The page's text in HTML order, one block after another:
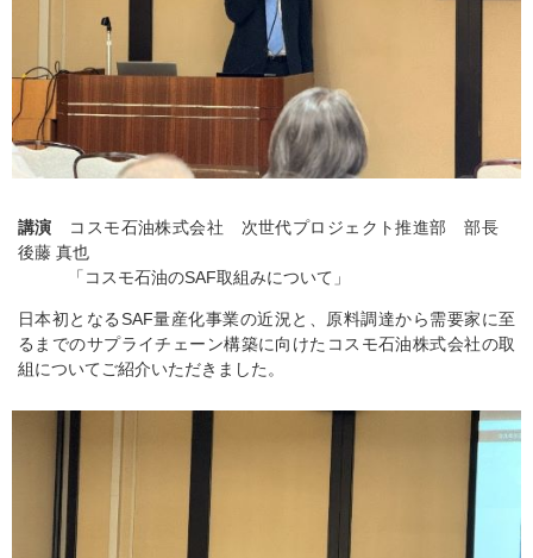
講演 コスモ石油株式会社 次世代プロジェクト推進部 部長
後藤 真也
「コスモ石油のSAF取組みについて」
日本初となるSAF量産化事業の近況と、原料調達から需要家に至
るまでのサプライチェーン構築に向けたコスモ石油株式会社の取
組についてご紹介いただきました。